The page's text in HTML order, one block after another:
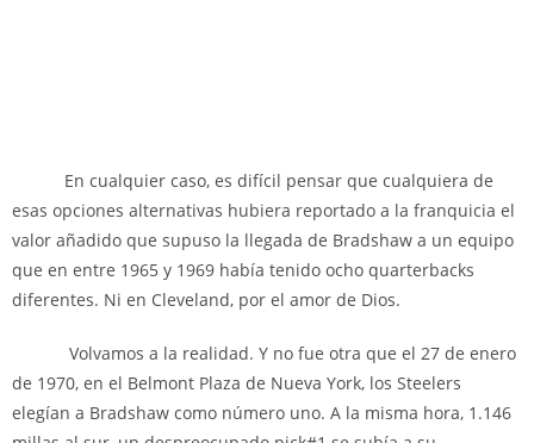
En cualquier caso, es difícil pensar que cualquiera de
esas opciones alternativas hubiera reportado a la franquicia el
valor añadido que supuso la llegada de Bradshaw a un equipo
que en entre 1965 y 1969 había tenido ocho quarterbacks
diferentes. Ni en Cleveland, por el amor de Dios.
Volvamos a la realidad. Y no fue otra que el 27 de enero
de 1970, en el Belmont Plaza de Nueva York, los Steelers
elegían a Bradshaw como número uno. A la misma hora, 1.146